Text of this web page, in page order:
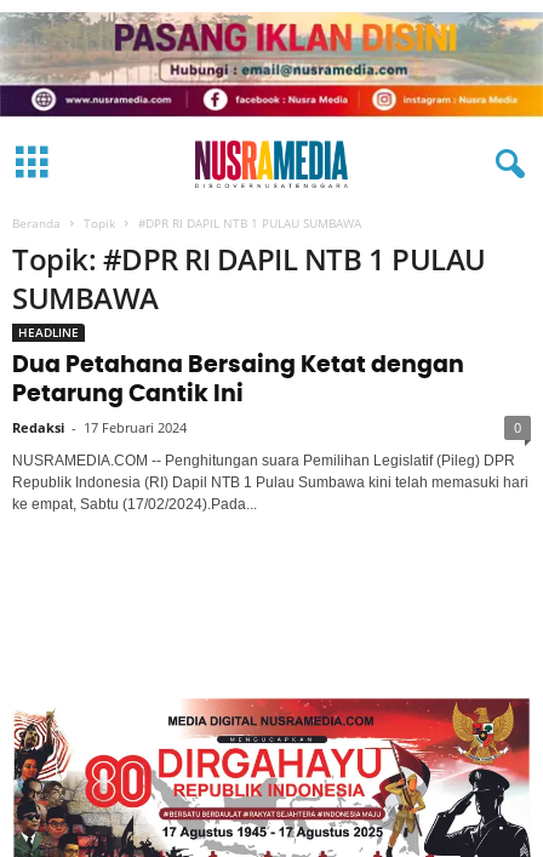
Beranda Topik #DPR RI DAPIL NTB 1 PULAU SUMBAWA
Topik: #DPR RI DAPIL NTB 1 PULAU
SUMBAWA
HEADLINE
Dua Petahana Bersaing Ketat dengan
Petarung Cantik Ini
Redaksi - 17 Februari 2024 0
NUSRAMEDIA.COM -- Penghitungan suara Pemilihan Legislatif (Pileg) DPR
Republik Indonesia (RI) Dapil NTB 1 Pulau Sumbawa kini telah memasuki hari
ke empat, Sabtu (17/02/2024).Pada...